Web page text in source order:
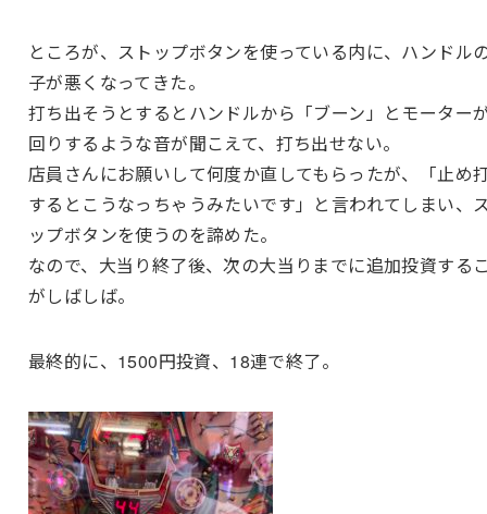
ところが、ストップボタンを使っている内に、ハンドル
子が悪くなってきた。
打ち出そうとするとハンドルから「ブーン」とモーター
回りするような音が聞こえて、打ち出せない。
店員さんにお願いして何度か直してもらったが、「止め
するとこうなっちゃうみたいです」と言われてしまい、
ップボタンを使うのを諦めた。
なので、大当り終了後、次の大当りまでに追加投資する
がしばしば。
最終的に、1500円投資、18連で終了。